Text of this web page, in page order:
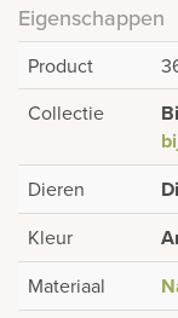
Eigenschappen
Product
Collectie
Dieren
Kleur
Materiaal